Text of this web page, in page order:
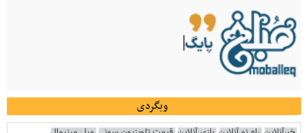
وبگردی